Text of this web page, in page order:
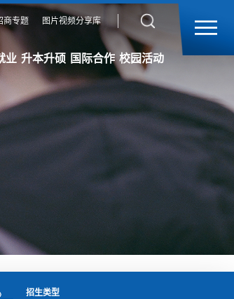
商专题 图片视频分享库
业 升本升硕 国际合作 校园活动
招生类型